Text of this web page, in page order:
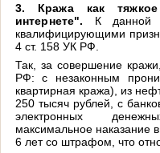
3. Кража как
интернете".
К данной
квалифицирующими
4 ст. 158 УК РФ.
Так, за совершение
РФ: с незаконным
квартирная кража), из
250 тысяч рублей, с
электронных
максимальное наказание
6 лет со штрафом, что